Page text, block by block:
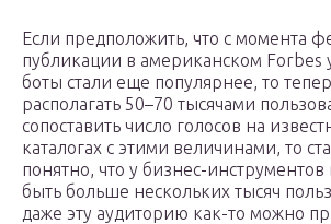
Если предположить, что с момента
публикации в американском Forbes
боты стали еще популярнее, то
располагать 50–70 тысячами
сопоставить число голосов на
каталогах с этими величинами, то
понятно, что у бизнес-
быть больше нескольких тысяч
даже эту аудиторию как-то можно